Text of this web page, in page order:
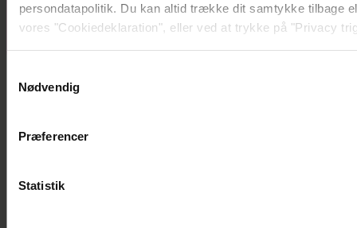
persondatapolitik. Du kan altid trække dit samtykke tilbage
vores "Cookiedeklaration", eller ved at trykke på "Privacy
Vi anvender egne cookies og cookies fra tredjeparter til at
generere statistik og huske dine præferencer samt til brug
Nødvendig
Præferencer
Statistik
Bekræfter brud: Rosa og Emilio er gået fra
hinanden